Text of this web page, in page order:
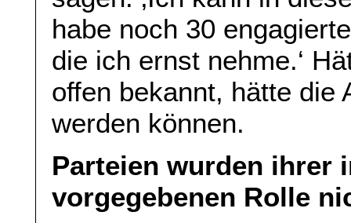
habe noch 30
die ich ernst nehme.‘
offen bekannt, hätte die
werden können.
Parteien wurden ihrer
vorgegebenen Rolle